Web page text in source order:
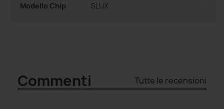
Modello Chip SLUX
Commenti Tutte le recensioni